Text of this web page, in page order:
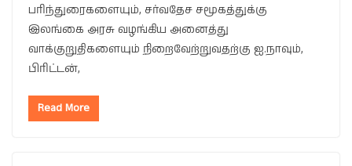
பரிந்துரைகளையும், சர்வதேச சமூகத்துக்கு
இலங்கை அரசு வழங்கிய அனைத்து
வாக்குறுதிகளையும் நிறைவேற்றுவதற்கு ஐ.நாவும்,
பிரிட்டன்,
Read More